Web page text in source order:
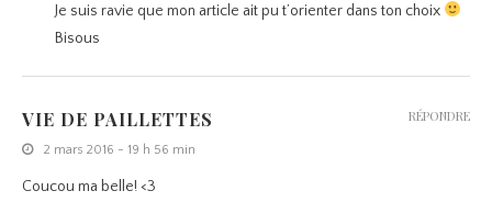
Je suis ravie que mon article ait pu t’orienter dans ton choix
Bisous
VIE DE PAILLETTES
2 mars 2016 - 19 h 56 min
Coucou ma belle! <3
RÉPONDRE